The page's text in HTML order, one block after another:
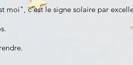
c’est le signe solaire par
l'admiration.